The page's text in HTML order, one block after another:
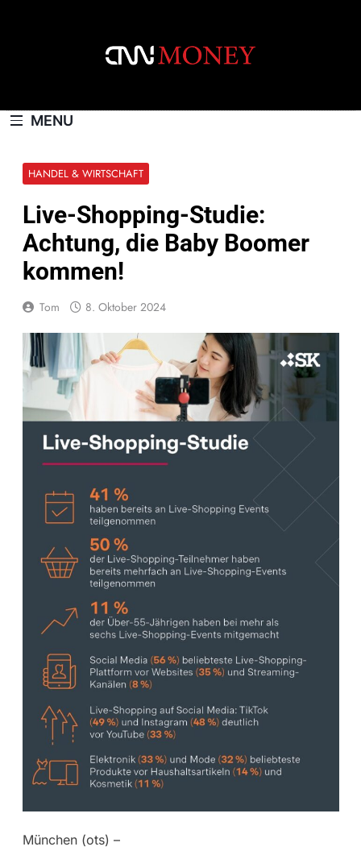
MENU
HANDEL & WIRTSCHAFT
Live-Shopping-Studie:
Achtung, die Baby Boomer
kommen!
Tom 8. Oktober 2024
München (ots) –